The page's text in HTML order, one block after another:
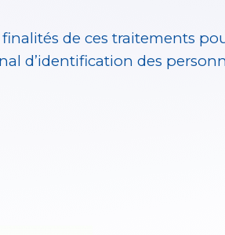
de ces traitements
d’identification des